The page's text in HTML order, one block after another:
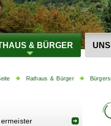
& BÜRGER
Rathaus & Bürger